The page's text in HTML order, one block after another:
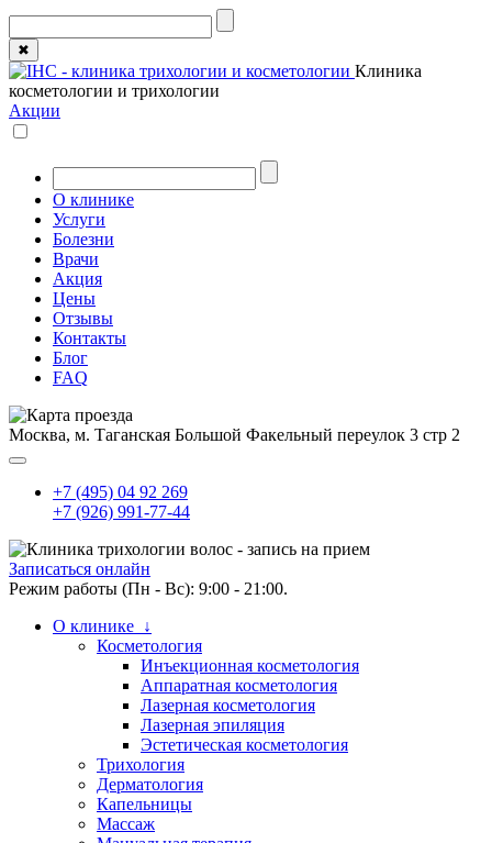
✖
Клиника
косметологии и трихологии
Акции
О клинике
Услуги
Болезни
Врачи
Акция
Цены
Отзывы
Контакты
Блог
FAQ
Москва, м. Таганская Большой Факельный переулок 3 стр 2
+7 (495) 04 92 269
+7 (926) 991-77-44
Записаться онлайн
Режим работы (Пн - Вс): 9:00 - 21:00.
О клинике ↓
Косметология
Инъекционная косметология
Аппаратная косметология
Лазерная косметология
Лазерная эпиляция
Эстетическая косметология
Трихология
Дерматология
Капельницы
Массаж